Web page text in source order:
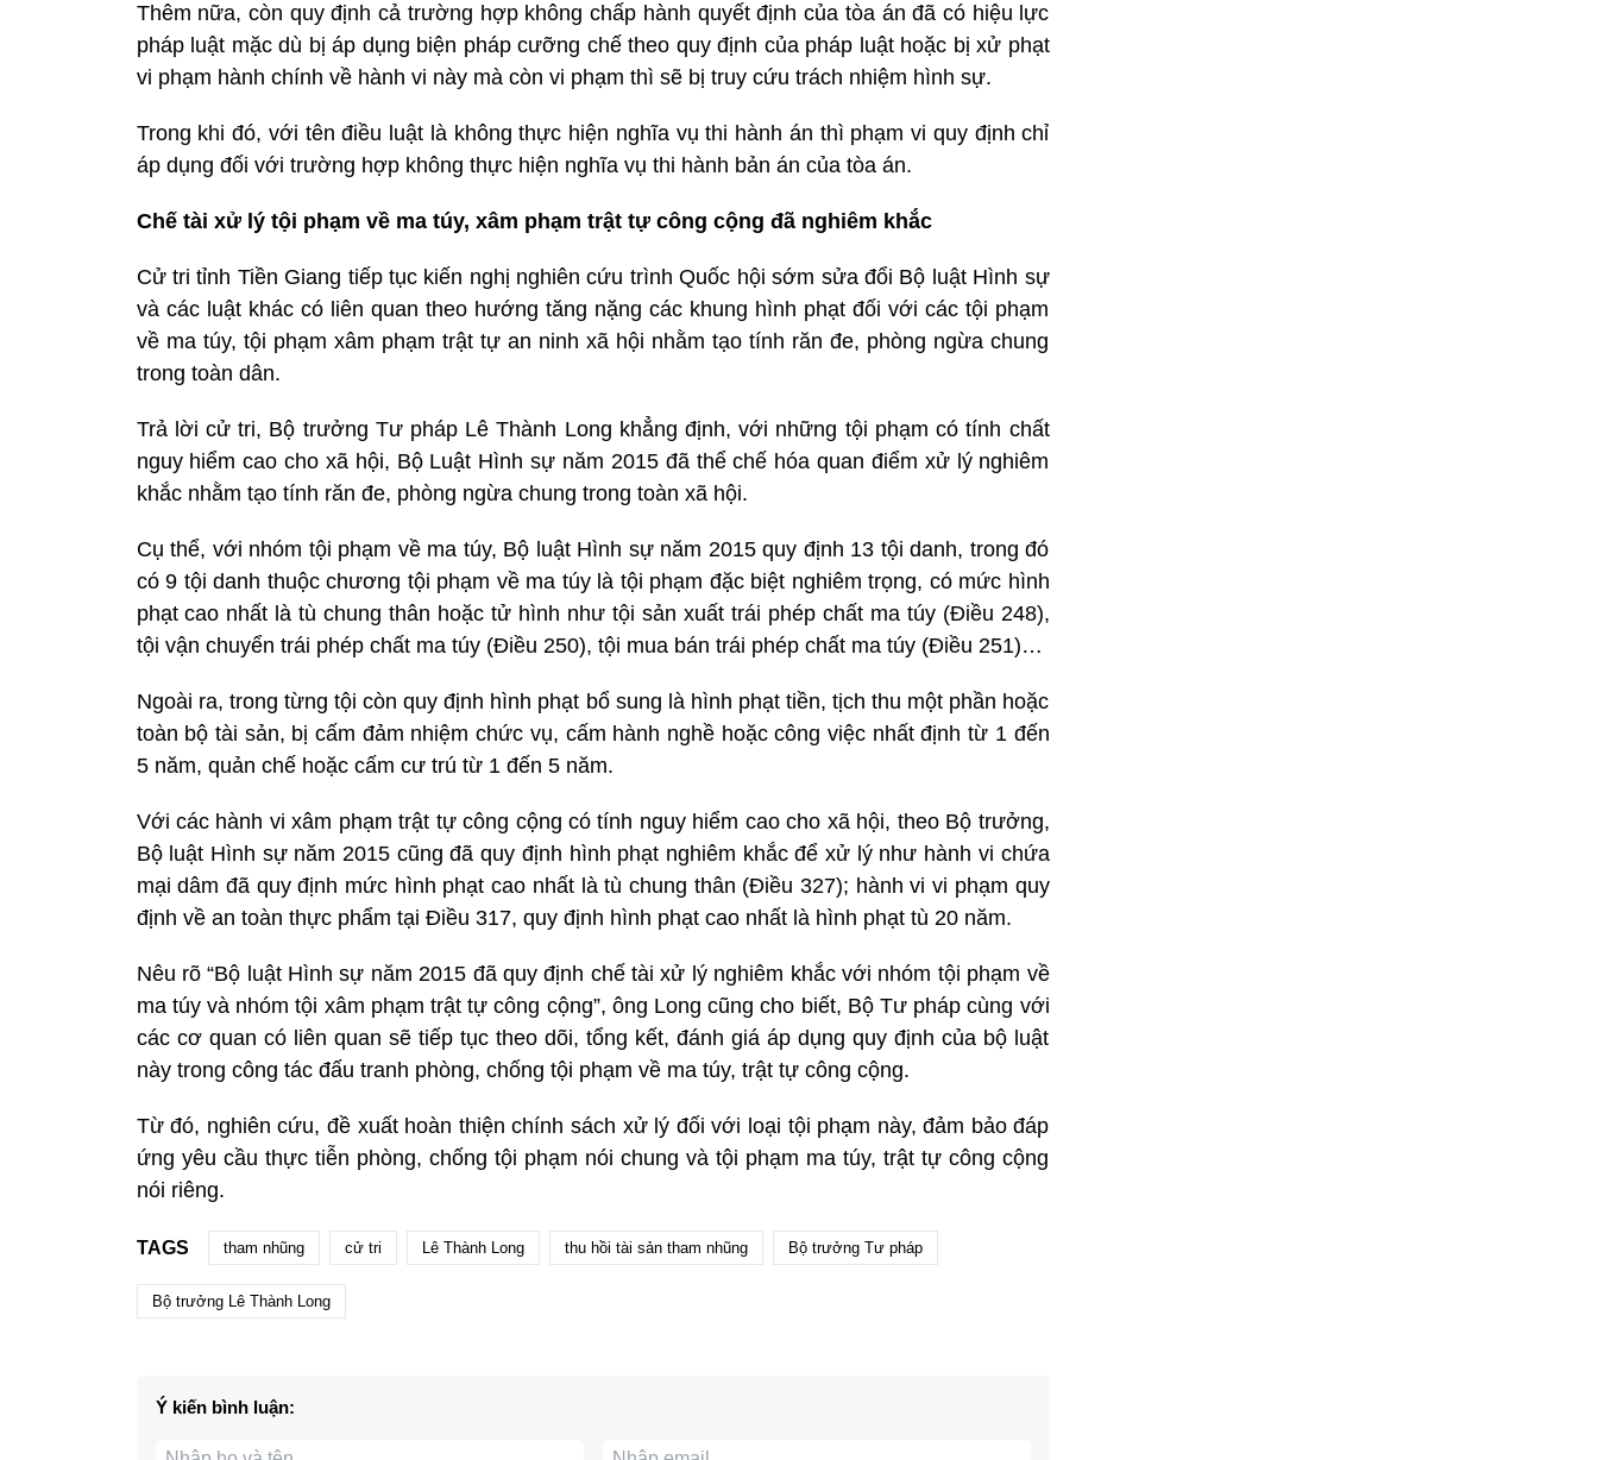
Thêm nữa, còn quy định cả trường hợp không chấp hành quyết định của tòa án đã có hiệu lực
pháp luật mặc dù bị áp dụng biện pháp cưỡng chế theo quy định của pháp luật hoặc bị xử phạt
vi phạm hành chính về hành vi này mà còn vi phạm thì sẽ bị truy cứu trách nhiệm hình sự.
Trong khi đó, với tên điều luật là không thực hiện nghĩa vụ thi hành án thì phạm vi quy định chỉ
áp dụng đối với trường hợp không thực hiện nghĩa vụ thi hành bản án của tòa án.
Chế tài xử lý tội phạm về ma túy, xâm phạm trật tự công cộng đã nghiêm khắc
Cử tri tỉnh Tiền Giang tiếp tục kiến nghị nghiên cứu trình Quốc hội sớm sửa đổi Bộ luật Hình sự
và các luật khác có liên quan theo hướng tăng nặng các khung hình phạt đối với các tội phạm
về ma túy, tội phạm xâm phạm trật tự an ninh xã hội nhằm tạo tính răn đe, phòng ngừa chung
trong toàn dân.
Trả lời cử tri, Bộ trưởng Tư pháp Lê Thành Long khẳng định, với những tội phạm có tính chất
nguy hiểm cao cho xã hội, Bộ Luật Hình sự năm 2015 đã thể chế hóa quan điểm xử lý nghiêm
khắc nhằm tạo tính răn đe, phòng ngừa chung trong toàn xã hội.
Cụ thể, với nhóm tội phạm về ma túy, Bộ luật Hình sự năm 2015 quy định 13 tội danh, trong đó
có 9 tội danh thuộc chương tội phạm về ma túy là tội phạm đặc biệt nghiêm trọng, có mức hình
phạt cao nhất là tù chung thân hoặc tử hình như tội sản xuất trái phép chất ma túy (Điều 248),
tội vận chuyển trái phép chất ma túy (Điều 250), tội mua bán trái phép chất ma túy (Điều 251)…
Ngoài ra, trong từng tội còn quy định hình phạt bổ sung là hình phạt tiền, tịch thu một phần hoặc
toàn bộ tài sản, bị cấm đảm nhiệm chức vụ, cấm hành nghề hoặc công việc nhất định từ 1 đến
5 năm, quản chế hoặc cấm cư trú từ 1 đến 5 năm.
Với các hành vi xâm phạm trật tự công cộng có tính nguy hiểm cao cho xã hội, theo Bộ trưởng,
Bộ luật Hình sự năm 2015 cũng đã quy định hình phạt nghiêm khắc để xử lý như hành vi chứa
mại dâm đã quy định mức hình phạt cao nhất là tù chung thân (Điều 327); hành vi vi phạm quy
định về an toàn thực phẩm tại Điều 317, quy định hình phạt cao nhất là hình phạt tù 20 năm.
Nêu rõ “Bộ luật Hình sự năm 2015 đã quy định chế tài xử lý nghiêm khắc với nhóm tội phạm về
ma túy và nhóm tội xâm phạm trật tự công cộng”, ông Long cũng cho biết, Bộ Tư pháp cùng với
các cơ quan có liên quan sẽ tiếp tục theo dõi, tổng kết, đánh giá áp dụng quy định của bộ luật
này trong công tác đấu tranh phòng, chống tội phạm về ma túy, trật tự công cộng.
Từ đó, nghiên cứu, đề xuất hoàn thiện chính sách xử lý đối với loại tội phạm này, đảm bảo đáp
ứng yêu cầu thực tiễn phòng, chống tội phạm nói chung và tội phạm ma túy, trật tự công cộng
nói riêng.
TAGS tham nhũng cử tri Lê Thành Long thu hồi tài sản tham nhũng Bộ trưởng Tư pháp
Bộ trưởng Lê Thành Long
Ý kiến bình luận: